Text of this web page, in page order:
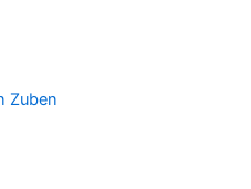
Zuben